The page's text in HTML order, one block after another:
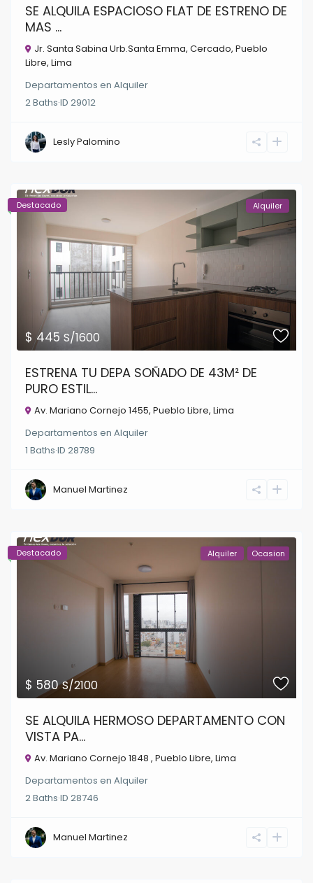
SE ALQUILA ESPACIOSO FLAT DE ESTRENO DE
MAS ...
Jr. Santa Sabina Urb.Santa Emma,Cercado,Pueblo
Libre,Lima
Departamentos enAlquiler
2Baths·ID29012
Lesly Palomino
$ 445S/1600
Alquiler
Destacado
ESTRENA TU DEPA SOÑADO DE 43M² DE
PURO ESTIL...
Av. Mariano Cornejo 1455,Pueblo Libre,Lima
Departamentos enAlquiler
1 Baths·ID28789
Manuel Martinez
$ 580S/2100
Alquiler Ocasion
Destacado
SE ALQUILA HERMOSO DEPARTAMENTO CON
VISTA PA...
Av. Mariano Cornejo 1848 ,Pueblo Libre,Lima
Departamentos enAlquiler
2Baths·ID28746
Manuel Martinez